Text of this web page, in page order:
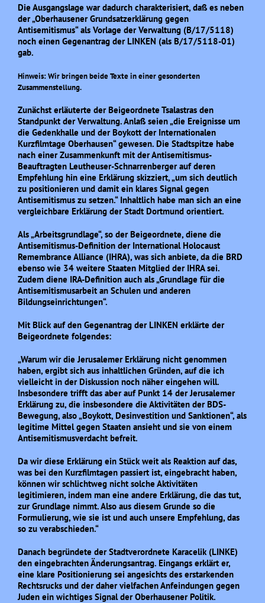
Die Ausgangslage war dadurch charakterisiert, daß es neben
der „Oberhausener Grundsatzerklärung gegen
Antisemitismus“ als Vorlage der Verwaltung (B/17/5118)
noch einen Gegenantrag der LINKEN (als B/17/5118-01)
gab.
Hinweis: Wir bringen beide Texte in einer gesonderten
Zusammenstellung.
Zunächst erläuterte der Beigeordnete Tsalastras den
Standpunkt der Verwaltung. Anlaß seien „die Ereignisse um
die Gedenkhalle und der Boykott der Internationalen
Kurzfilmtage Oberhausen“ gewesen. Die Stadtspitze habe
nach einer Zusammenkunft mit der Antisemitismus-
Beauftragten Leutheuser-Schnarrenberger auf deren
Empfehlung hin eine Erklärung skizziert, „um sich deutlich
zu positionieren und damit ein klares Signal gegen
Antisemitismus zu setzen.“ Inhaltlich habe man sich an eine
vergleichbare Erklärung der Stadt Dortmund orientiert.
Als „Arbeitsgrundlage“, so der Beigeordnete, diene die
Antisemitismus-Definition der International Holocaust
Remembrance Alliance (IHRA), was sich anbiete, da die BRD
ebenso wie 34 weitere Staaten Mitglied der IHRA sei.
Zudem diene IRA-Definition auch als „Grundlage für die
Antisemitismusarbeit an Schulen und anderen
Bildungseinrichtungen“.
Mit Blick auf den Gegenantrag der LINKEN erklärte der
Beigeordnete folgendes:
„Warum wir die Jerusalemer Erklärung nicht genommen
haben, ergibt sich aus inhaltlichen Gründen, auf die ich
vielleicht in der Diskussion noch näher eingehen will.
Insbesondere trifft das aber auf Punkt 14 der Jerusalemer
Erklärung zu, die insbesondere die Aktivitäten der BDS-
Bewegung, also „Boykott, Desinvestition und Sanktionen“, als
legitime Mittel gegen Staaten ansieht und sie von einem
Antisemitismusverdacht befreit.
Da wir diese Erklärung ein Stück weit als Reaktion auf das,
was bei den Kurzfilmtagen passiert ist, eingebracht haben,
können wir schlichtweg nicht solche Aktivitäten
legitimieren, indem man eine andere Erklärung, die das tut,
zur Grundlage nimmt. Also aus diesem Grunde so die
Formulierung, wie sie ist und auch unsere Empfehlung, das
so zu verabschieden.“
Danach begründete der Stadtverordnete Karacelik (LINKE)
den eingebrachten Änderungsantrag. Eingangs erklärt er,
eine klare Positionierung sei angesichts des erstarkenden
Rechtsrucks und der daher vielfachen Anfeindungen gegen
Juden ein wichtiges Signal der Oberhausener Politik.